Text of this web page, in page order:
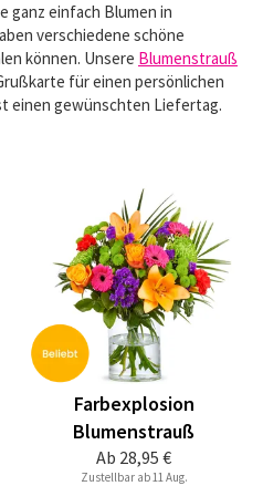
ganz einfach Blumen in
verschiedene schöne
können. Unsere Blumenstrauß
für einen persönlichen
einen gewünschten Liefertag.
Ab 28,95 €
Farbexplosion
Blumenstrauß
Zustellbar ab 11 Aug.